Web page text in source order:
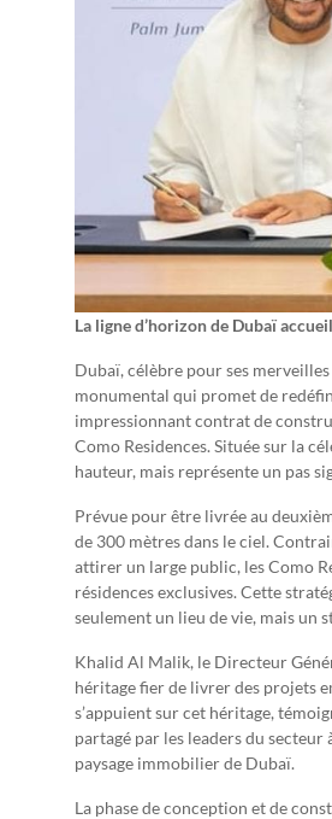
La ligne d’horizon de Dubaï
Dubaï, célèbre pour ses
monumental qui promet de
impressionnant contrat de
Como Residences. Située sur la
hauteur, mais représente un pas
Prévue pour être livrée au
de 300 mètres dans le ciel.
attirer un large public, les Como
résidences exclusives. Cette
seulement un lieu de vie, mais un
Khalid Al Malik, le Directeur
héritage fier de livrer des projets
s’appuient sur cet héritage,
partagé par les leaders du
paysage immobilier de Dubaï.
La phase de conception et de